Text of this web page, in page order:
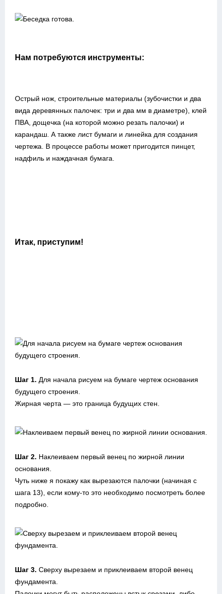
Нам потребуются инструменты:
Острый нож, строительные материалы (зубочистки и два
вида деревянных палочек: три и два мм в диаметре), клей
ПВА, дощечка (на которой можно резать палочки) и
карандаш. А также лист бумаги и линейка для создания
чертежа. В процессе работы может пригодится пинцет,
надфиль и наждачная бумага.
Итак, приступим!
Шаг 1. Для начала рисуем на бумаге чертеж основания
будущего строения.
Жирная черта — это граница будущих стен.
Шаг 2. Наклеиваем первый венец по жирной линии
основания.
Чуть ниже я покажу как вырезаются палочки (начиная с
шага 13), если кому-то это необходимо посмотреть более
подробно.
Шаг 3. Сверху вырезаем и приклеиваем второй венец
фундамента.